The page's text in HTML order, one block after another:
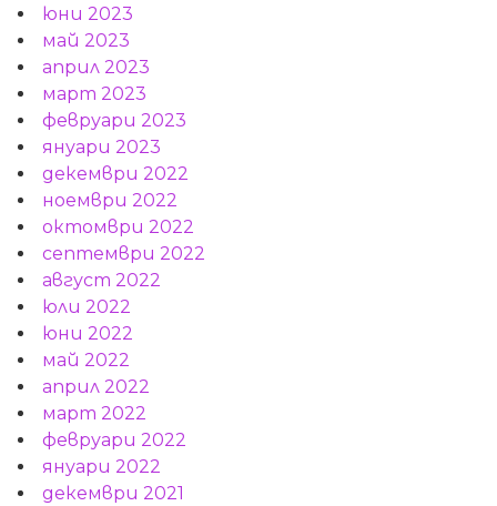
юни 2023
май 2023
април 2023
март 2023
февруари 2023
януари 2023
декември 2022
ноември 2022
октомври 2022
септември 2022
август 2022
юли 2022
юни 2022
май 2022
април 2022
март 2022
февруари 2022
януари 2022
декември 2021